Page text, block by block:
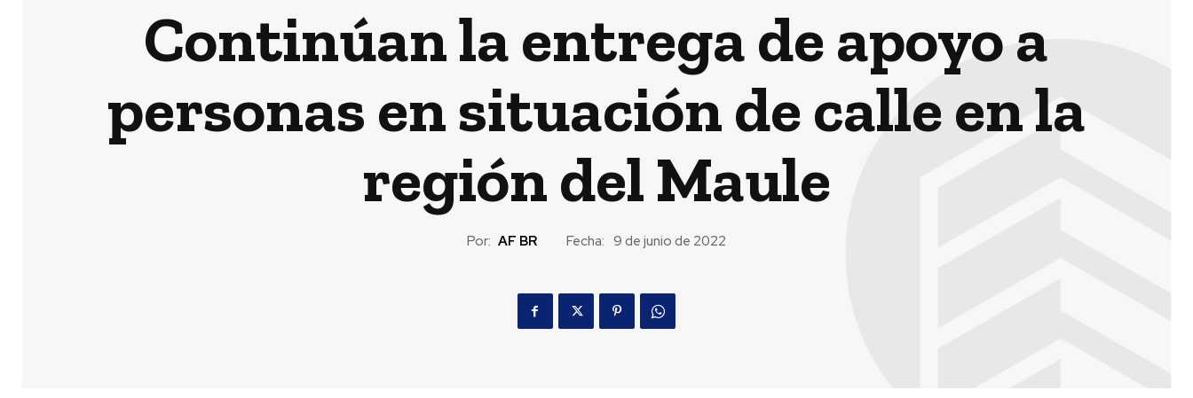
Continúan la entrega de apoyo a
personas en situación de calle en la
región del Maule
Por: AF BR Fecha: 9 de junio de 2022